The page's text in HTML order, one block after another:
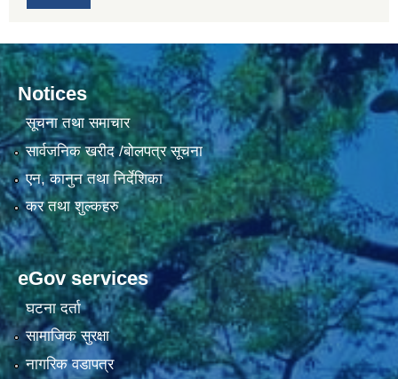
Notices
सूचना तथा समाचार
सार्वजनिक खरीद /बोलपत्र सूचना
एन, कानुन तथा निर्देशिका
कर तथा शुल्कहरु
eGov services
घटना दर्ता
सामाजिक सुरक्षा
नागरिक वडापत्र